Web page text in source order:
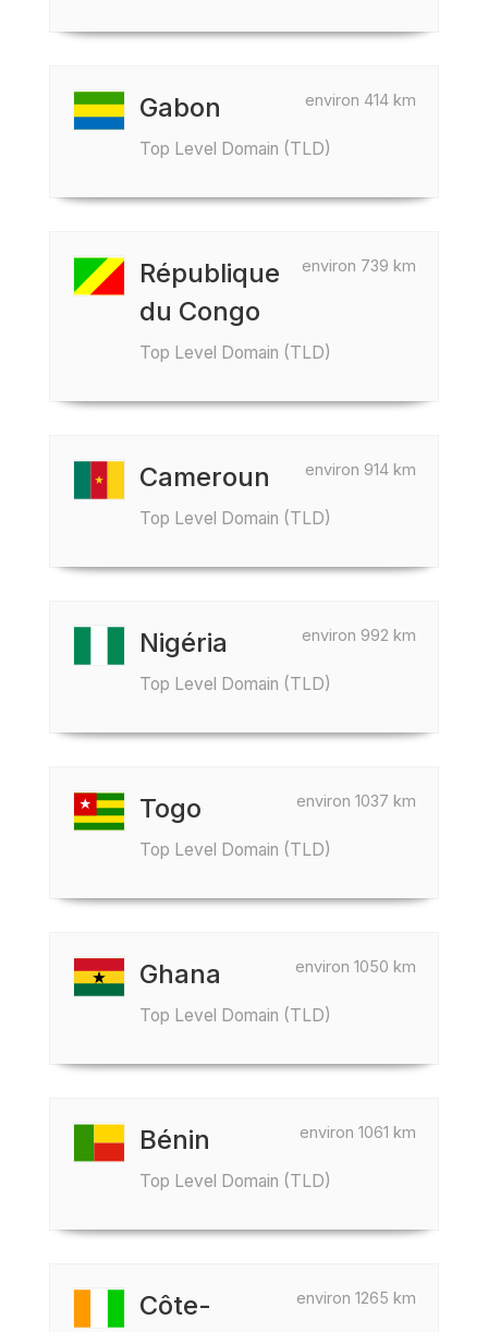
environ 414 km
Gabon
Top Level Domain (TLD)
environ 739 km
République
du Congo
Top Level Domain (TLD)
environ 914 km
Cameroun
Top Level Domain (TLD)
environ 992 km
Nigéria
Top Level Domain (TLD)
environ 1037 km
Togo
Top Level Domain (TLD)
environ 1050 km
Ghana
Top Level Domain (TLD)
environ 1061 km
Bénin
Top Level Domain (TLD)
environ 1265 km
Côte-